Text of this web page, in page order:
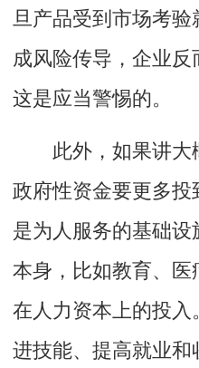
旦产品受到市场考
成风险传导，企业反
这是应当警惕的。
此外，如果讲大
政府性资金要更多投
是为人服务的基础
本身，比如教育、
在人力资本上的投
进技能、提高就业